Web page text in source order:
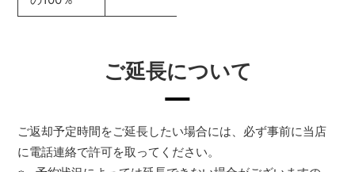
ご延長について
ご返却予定時間をご延長したい場合には、必ず事前に当店
に電話連絡で許可を取ってください。